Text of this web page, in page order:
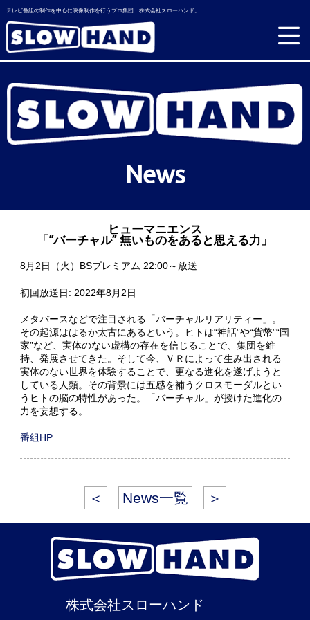
テレビ番組の制作を中心に映像制作を行うプロ集団 株式会社スローハンド。
News
ヒューマニエンス
「“バーチャル” 無いものをあると思える力」
8月2日（火）BSプレミアム 22:00～放送
初回放送日: 2022年8月2日
メタバースなどで注目される「バーチャルリアリティー」。
その起源ははるか太古にあるという。ヒトは“神話”や“貨幣”“国
家”など、実体のない虚構の存在を信じることで、集団を維
持、発展させてきた。そして今、ＶＲによって生み出される
実体のない世界を体験することで、更なる進化を遂げようと
している人類。その背景には五感を補うクロスモーダルとい
うヒトの脳の特性があった。「バーチャル」が授けた進化の
力を妄想する。
番組HP
＜ News一覧 ＞
株式会社スローハンド